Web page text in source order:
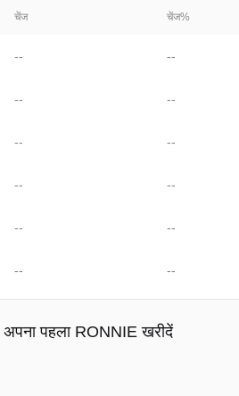
चेंज चेंज%
-- --
-- --
-- --
-- --
-- --
-- --
अपना पहला RONNIE खरीदें